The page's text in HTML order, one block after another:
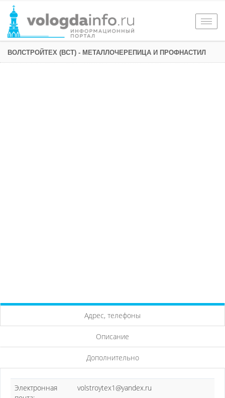
ВОЛСТРОЙТЕХ (ВСТ) - МЕТАЛЛОЧЕРЕПИЦА И ПРОФНАСТИЛ
Адрес, телефоны
Описание
Дополнительно
Электронная
volstroytex1@yandex.ru